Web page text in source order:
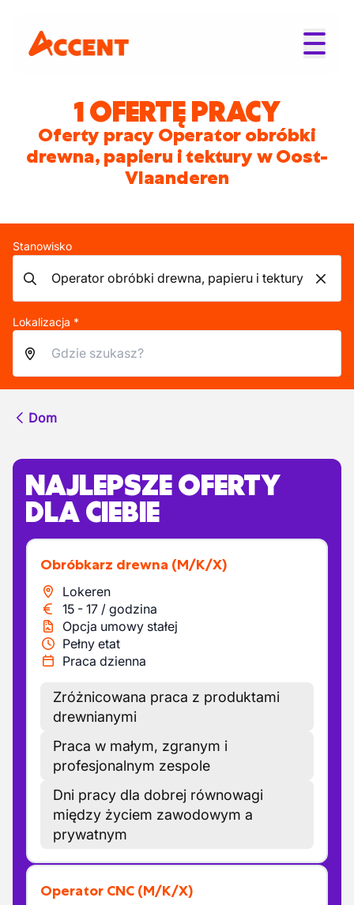
1 OFERTĘ PRACY
Oferty pracy Operator obróbki
drewna, papieru i tektury w Oost-
Vlaanderen
Stanowisko
Lokalizacja *
Dom
NAJLEPSZE OFERTY
DLA CIEBIE
Obróbkarz drewna (M/K/X)
Lokeren
15 - 17 / godzina
Opcja umowy stałej
Pełny etat
Praca dzienna
Zróżnicowana praca z produktami
drewnianymi
Praca w małym, zgranym i
profesjonalnym zespole
Dni pracy dla dobrej równowagi
między życiem zawodowym a
prywatnym
Operator CNC (M/K/X)